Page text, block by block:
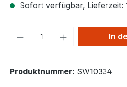
Sofort verfügbar, Lieferzeit:
Produkt Anzahl: Gib
In
Produktnummer: SW10334